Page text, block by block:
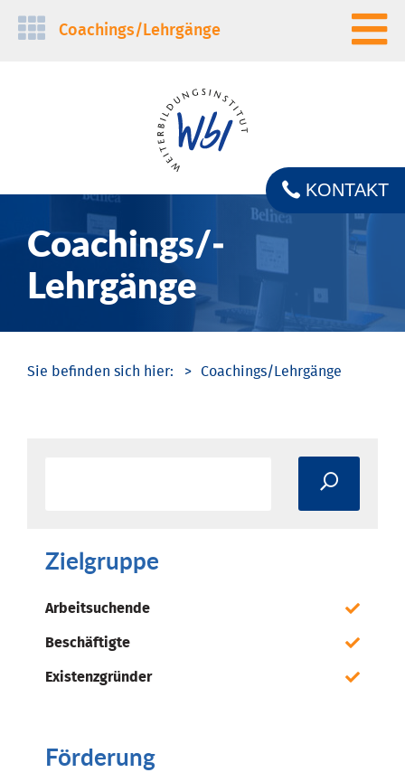
Navigation
Coachings/­Lehrgänge
Coachings/­
Lehrgänge
KONTAKT
Coachings/­Lehrgänge
Zielgruppe
Arbeitsuchende
Beschäftigte
Existenzgründer
Förderung